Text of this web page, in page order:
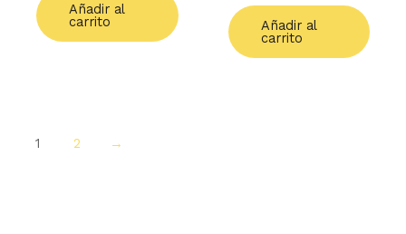
Añadir al
carrito Añadir al
carrito
1 2 →